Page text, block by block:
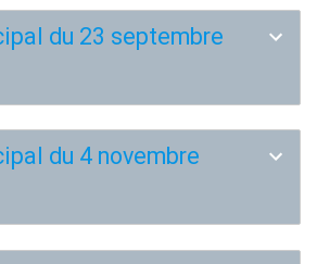
du 23 septembre
du 4 novembre